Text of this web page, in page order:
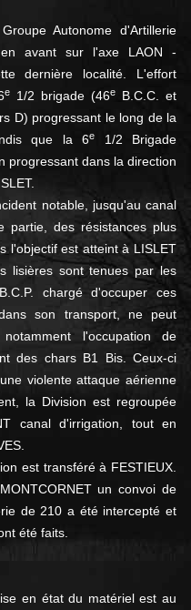
Autonome d'Artillerie
avant sur l'axe LAON -
dernière localité. L'effort
e1/2 brigade (46eB.C.C. et
D) progressant le long de la
que la 6e
1/2 Brigade
progressant dans la direction
notable, jusqu'au canal
partie, des résistances plus
l'objectif est atteint à LISLET
lisières sont tenues par les
chargé d'occuper ces
son transport, ne peut
l'occupation de
des chars B1 Bis. Ceux-ci
violente attaque aérienne
la Division est regroupée
canal d'irrigation, tout en
est transféré à FESTIEUX.
un convoi de
de 210 a été intercepté et
été faits.
en état du matériel est au